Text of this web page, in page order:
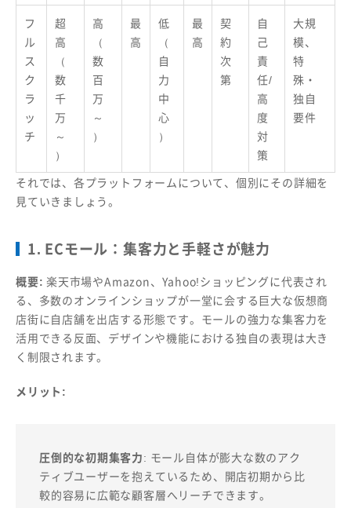
フ
ル
ス
ク
ラ
ッ
チ
超
高
（
数
千
万
～
）
高
（
数
百
万
～
）
最
高
低
（
自
力
中
心
）
最
高
契
約
次
第
自
己
責
任/
高
度
対
策
大規
模、
特
殊・
独自
要件
それでは、各プラットフォームについて、個別にその詳細を
見ていきましょう。
1. ECモール：集客力と手軽さが魅力
概要: 楽天市場やAmazon、Yahoo!ショッピングに代表され
る、多数のオンラインショップが一堂に会する巨大な仮想商
店街に自店舗を出店する形態です。モールの強力な集客力を
活用できる反面、デザインや機能における独自の表現は大き
く制限されます。
メリット:
圧倒的な初期集客力: モール自体が膨大な数のアク
ティブユーザーを抱えているため、開店初期から比
較的容易に広範な顧客層へリーチできます。